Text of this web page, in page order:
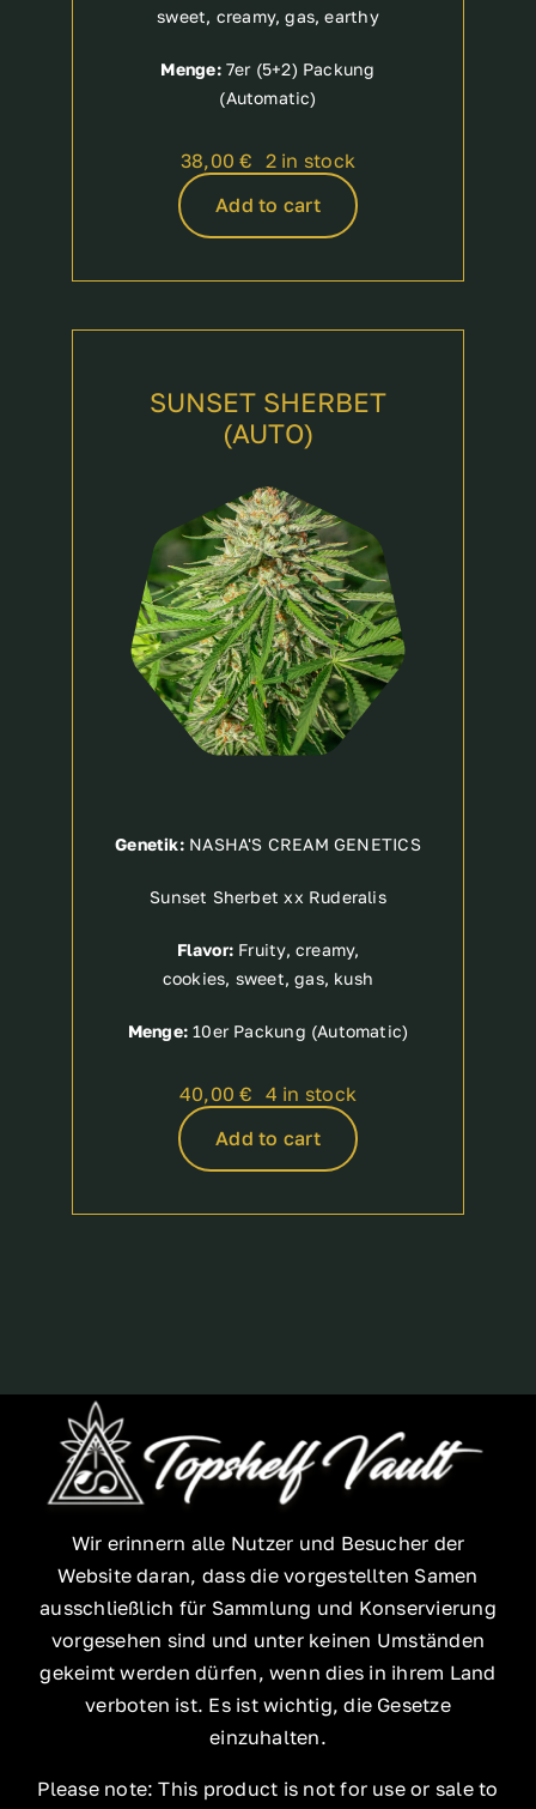
sweet, creamy, gas, earthy
Menge:7er (5+2) Packung
(Automatic)
38,00€ 2 in stock
Add to cart
SUNSET SHERBET
(AUTO)
Genetik:NASHA'S CREAM GENETICS
Sunset Sherbet xx Ruderalis
Flavor: Fruity, creamy,
cookies, sweet, gas, kush
Menge: 10er Packung (Automatic)
40,00€ 4 in stock
Add to cart
Wir erinnern alle Nutzer und Besucher der
Website daran, dass die vorgestellten Samen
ausschließlich für Sammlung und Konservierung
vorgesehen sind und unter keinen Umständen
gekeimt werden dürfen, wenn dies in ihrem Land
verboten ist. Es ist wichtig, die Gesetze
einzuhalten.
Please note: This product is not for use or sale to